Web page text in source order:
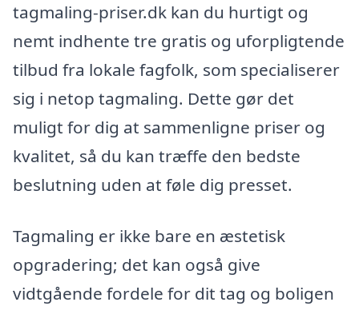
tagmaling-priser.dk kan du hurtigt og
nemt indhente tre gratis og uforpligtende
tilbud fra lokale fagfolk, som specialiserer
sig i netop tagmaling. Dette gør det
muligt for dig at sammenligne priser og
kvalitet, så du kan træffe den bedste
beslutning uden at føle dig presset.
Tagmaling er ikke bare en æstetisk
opgradering; det kan også give
vidtgående fordele for dit tag og boligen